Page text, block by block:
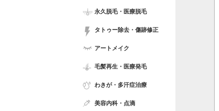
永久脱毛・医療脱毛
タトゥー除去・傷跡修正
アートメイク
毛髪再生・医療発毛
わきが・多汗症治療
美容内科・点滴